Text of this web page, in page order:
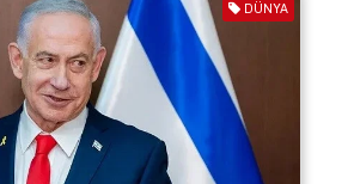
DÜNYA